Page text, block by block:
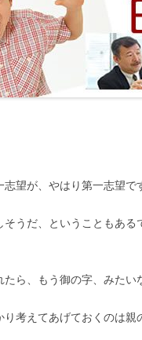
望が、やはり第一志望で
そうだ、ということもあ
ら、もう御の字、みたい
考えてあげておくのは親